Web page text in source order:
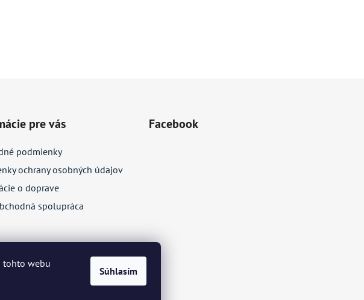
tohto webu
Súhlasím
pre vás
podmienky
ochrany osobných údajov
o doprave
spolupráca
Facebook